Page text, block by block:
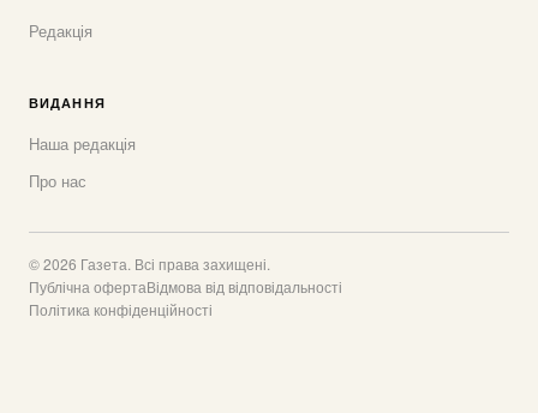
Редакція
ВИДАННЯ
Наша редакція
Про нас
© 2026 Газета. Всі права захищені.
Публічна офертаВідмова від відповідальності
Політика конфіденційності